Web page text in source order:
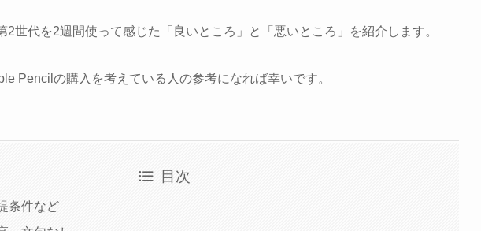
2世代を2週間使って感じた「良いところ」と「悪いところ」を紹介します。
Pencilの購入を考えている人の参考になれば幸いです。
目次
条件など